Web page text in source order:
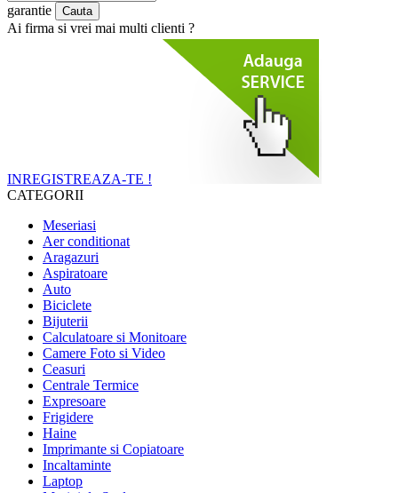
garantie
Ai firma si vrei mai multi clienti ?
INREGISTREAZA-TE !
CATEGORII
Meseriasi
Aer conditionat
Aragazuri
Aspiratoare
Auto
Biciclete
Bijuterii
Calculatoare si Monitoare
Camere Foto si Video
Ceasuri
Centrale Termice
Expresoare
Frigidere
Haine
Imprimante si Copiatoare
Incaltaminte
Laptop